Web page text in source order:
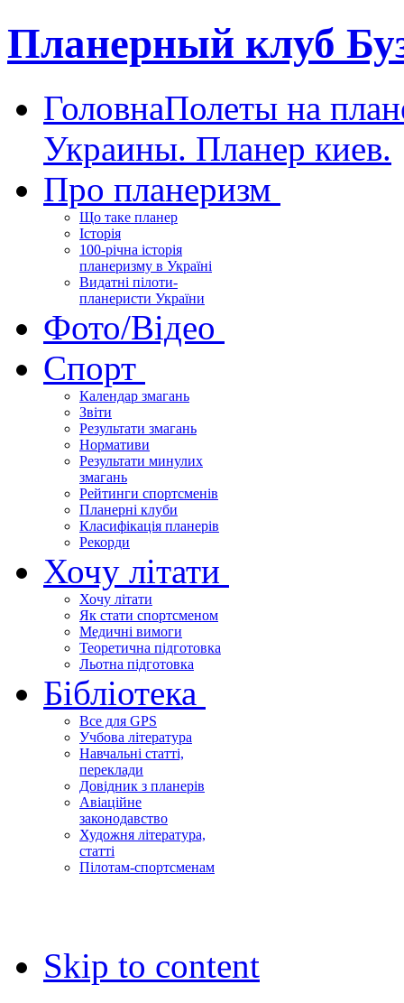
Планерный клуб
ГоловнаПолеты на
Украины. Планер киев.
Про планеризм
Що таке планер
Історія
100-річна історія
планеризму в Україні
Видатні пілоти-
планеристи України
Фото/Відео
Спорт
Календар змагань
Звіти
Результати змагань
Нормативи
Результати минулих
змагань
Рейтинги спортсменів
Планерні клуби
Класифікація планерів
Рекорди
Хочу літати
Хочу літати
Як стати спортсменом
Медичні вимоги
Теоретична підготовка
Льотна підготовка
Бібліотека
Все для GPS
Учбова література
Навчальні статті,
переклади
Довідник з планерів
Авіаційне
законодавство
Художня література,
статті
Пілотам-спортсменам
Skip to content